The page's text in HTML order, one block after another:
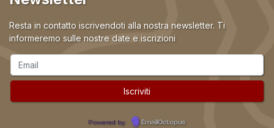
Resta in contatto iscrivendoti alla nostra newsletter. Ti
informeremo sulle nostre date e iscrizioni
Powered by EmailOctopus